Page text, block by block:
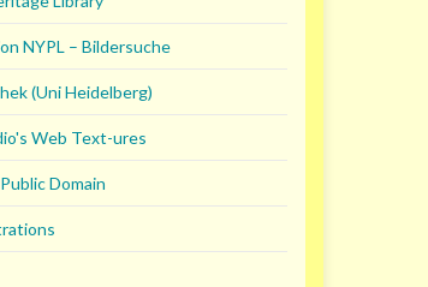
NYPL – Bildersuche
(Uni Heidelberg)
Web Text-ures
Domain